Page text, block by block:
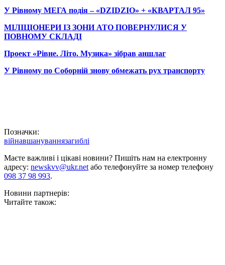
У Рівному МЕГА подія – «DZIDZIO» + «КВАРТАЛ 95»
МІЛІЦІОНЕРИ ІЗ ЗОНИ АТО ПОВЕРНУЛИСЯ У
ПОВНОМУ СКЛАДІ
Проект «Рівне. Літо. Музика» зібрав аншлаг
У Рівному по Соборній знову обмежать рух транспорту
Позначки:
війнавшануваннязагиблі
Маєте важливі і цікаві новини? Пишіть нам на електронну
адресу: newskvv@ukr.netабо телефонуйте за номер телефону
098 37 98 993.
Новини партнерів:
Читайте також: